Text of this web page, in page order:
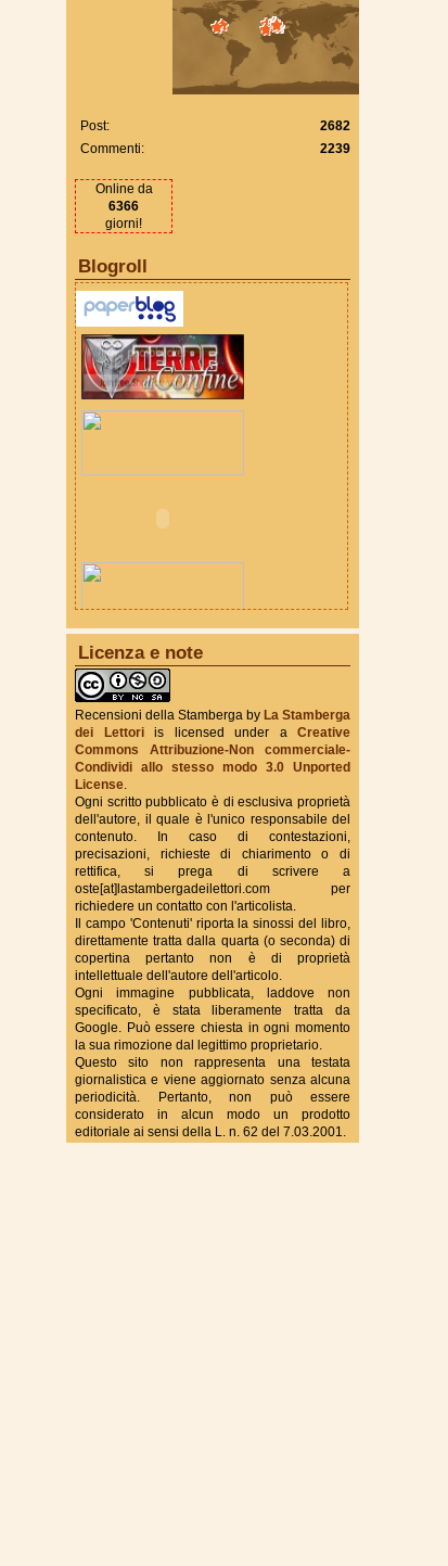
Post:
2682
Commenti:
2239
Online da
6366
giorni!
Blogroll
True Fantasy Italy
Licenza e note
Recensioni della Stamberga by La Stamberga
dei Lettoriis licensed under a Creative
Commons Attribuzione-Non commerciale-
Condividi allo stesso modo 3.0 Unported
License.
Ogni scritto pubblicato è di esclusiva proprietà
dell'autore, il quale è l'unico responsabile del
contenuto. In caso di contestazioni,
precisazioni, richieste di chiarimento o di
rettifica, si prega di scrivere a
oste[at]lastambergadeilettori.com per
richiedere un contatto con l'articolista.
Il campo 'Contenuti' riporta la sinossi del libro,
direttamente tratta dalla quarta (o seconda) di
copertina pertanto non è di proprietà
intellettuale dell'autore dell'articolo.
Ogni immagine pubblicata, laddove non
specificato, è stata liberamente tratta da
Google. Può essere chiesta in ogni momento
la sua rimozione dal legittimo proprietario.
Questo sito non rappresenta una testata
giornalistica e viene aggiornato senza alcuna
periodicità. Pertanto, non può essere
considerato in alcun modo un prodotto
editoriale ai sensi della L. n. 62 del 7.03.2001.